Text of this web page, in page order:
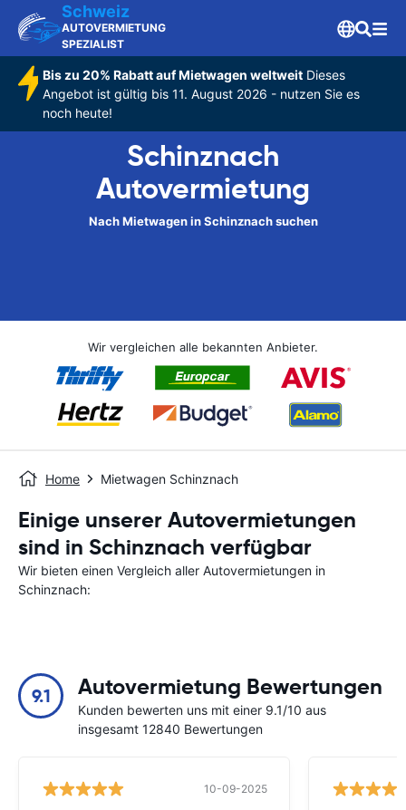
Schweiz
AUTOVERMIETUNG
SPEZIALIST
Bis zu 20% Rabatt auf Mietwagen weltweitDieses
Angebot ist gültig bis 11. August 2026 - nutzen Sie es
noch heute!
Schinznach
Autovermietung
Nach Mietwagen in Schinznach suchen
Wir vergleichen alle bekannten Anbieter.
Home Mietwagen Schinznach
Einige unserer Autovermietungen
sind in Schinznach verfügbar
Wir bieten einen Vergleich aller Autovermietungen in
Schinznach:
9.1 Autovermietung Bewertungen
Kunden bewerten uns mit einer 9.1/10 aus
insgesamt 12840 Bewertungen
10-09-2025